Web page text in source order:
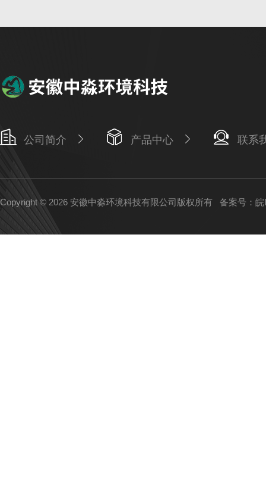
公司简介 产品中心 联系
Copyright © 2026 安徽中淼环境科技有限公司版权所有 备案号：